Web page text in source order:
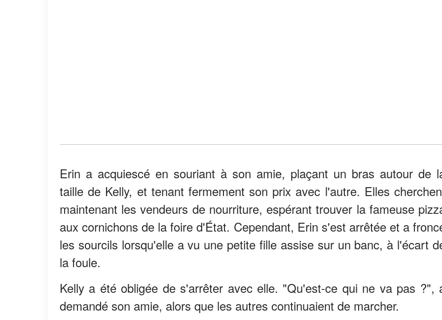
Erin a acquiescé en souriant à son amie, plaçant un bras autour de
taille de Kelly, et tenant fermement son prix avec l'autre. Elles
maintenant les vendeurs de nourriture, espérant trouver la fameuse
aux cornichons de la foire d'État. Cependant, Erin s'est arrêtée et a
les sourcils lorsqu'elle a vu une petite fille assise sur un banc, à l'écart
la foule.
Kelly a été obligée de s'arrêter avec elle. "Qu'est-ce qui ne va pas ?",
demandé son amie, alors que les autres continuaient de marcher.